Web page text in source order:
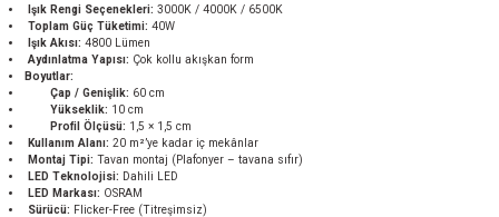
Işık Rengi Seçenekleri: 3000K / 4000K / 6500K
Toplam Güç Tüketimi: 40W
Işık Akısı: 4800 Lümen
Aydınlatma Yapısı: Çok kollu akışkan form
Boyutlar:
Çap / Genişlik: 60 cm
Yükseklik: 10 cm
Profil Ölçüsü: 1,5 × 1,5 cm
Kullanım Alanı: 20 m²’ye kadar iç mekânlar
Montaj Tipi: Tavan montaj (Plafonyer – tavana sıfır)
LED Teknolojisi: Dahili LED
LED Markası: OSRAM
Sürücü: Flicker-Free (Titreşimsiz)